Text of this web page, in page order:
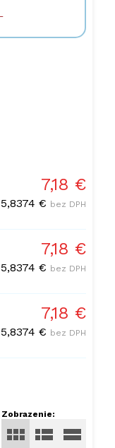
7,18 €
5,8374 € bez DPH
7,18 €
5,8374 € bez DPH
7,18 €
5,8374 € bez DPH
Zobrazenie: